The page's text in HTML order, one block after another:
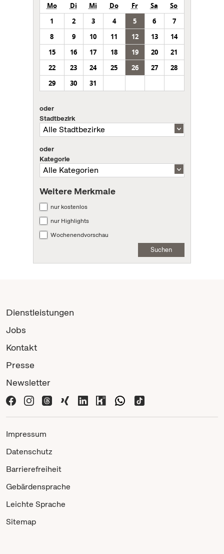
Mo Di Mi Do Fr Sa
So
1
2 3 4 5 6
7
8
9 10 11 12 13
14
15
16 17 18 19 20
21
22
23 24 25 26 27
28
29
30 31
oder
Stadtbezirk
oder
Kategorie
Weitere Merkmale
nur kostenlos
nur Highlights
Wochenendvorschau
Suchen
Dienstleistungen
Jobs
Kontakt
Presse
Newsletter
Impressum
Datenschutz
Barrierefreiheit
Gebärdensprache
Leichte Sprache
Sitemap